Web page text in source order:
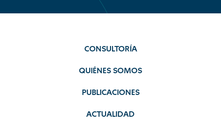
CONSULTORÍA
QUIÉNES SOMOS
PUBLICACIONES
ACTUALIDAD